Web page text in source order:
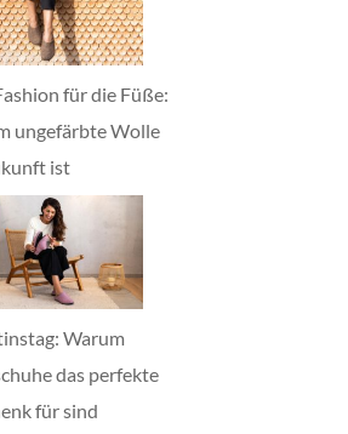
für die Füße:
ungefärbte Wolle
ist
Warum
das perfekte
für sind